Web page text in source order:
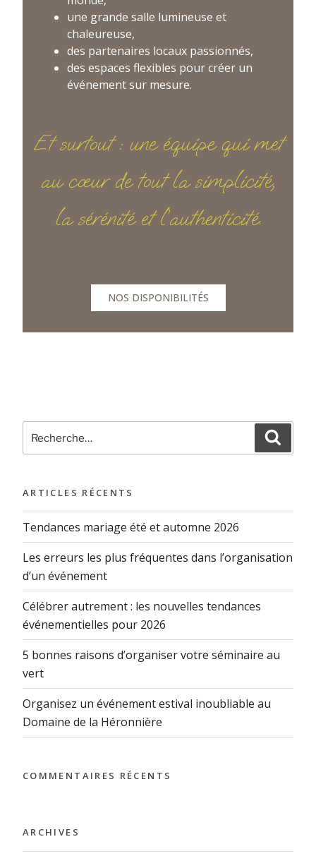
une grande salle lumineuse et
chaleureuse,
des partenaires locaux passionnés,
des espaces flexibles pour créer un
événement sur mesure.
Et surtout : une équipe qui met
au cœur de tout la simplicité,
la sérénité et l’authenticité.
NOS DISPONIBILITÉS
ARTICLES RÉCENTS
Tendances mariage été et automne 2026
Les erreurs les plus fréquentes dans l’organisation
d’un événement
Célébrer autrement : les nouvelles tendances
événementielles pour 2026
5 bonnes raisons d’organiser votre séminaire au
vert
Organisez un événement estival inoubliable au
Domaine de la Héronnière
COMMENTAIRES RÉCENTS
ARCHIVES